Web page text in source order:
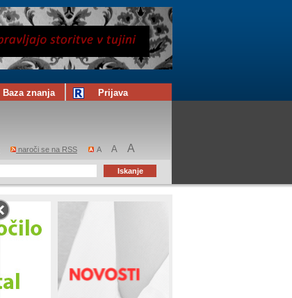
Baza znanja Prijava
naroči se na RSS A A A